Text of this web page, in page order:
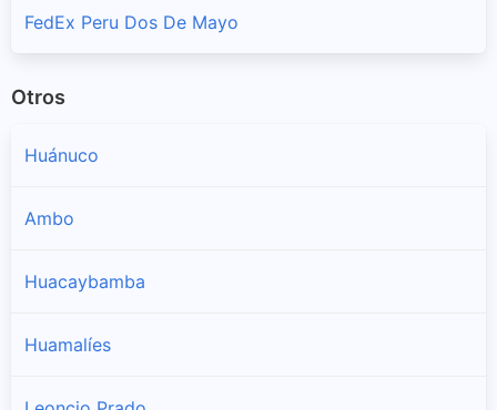
FedEx Peru Dos De Mayo
Otros
Huánuco
Ambo
Huacaybamba
Huamalíes